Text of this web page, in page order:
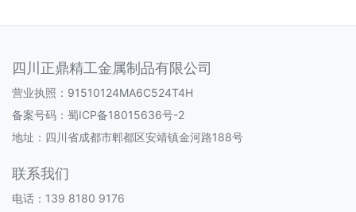
四川正鼎精工金属制品有限公司
营业执照：91510124MA6C524T4H
备案号码： 蜀ICP备18015636号-2
地址：四川省成都市郫都区安靖镇金河路188号
联系我们
电话：139 8180 9176